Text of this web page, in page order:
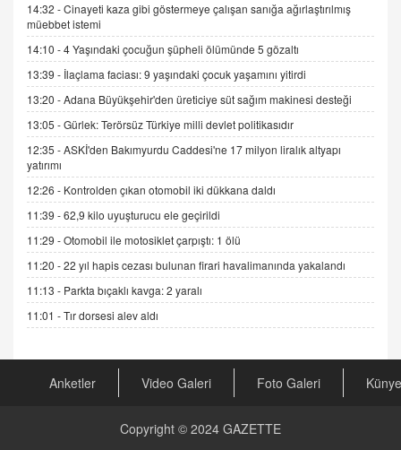
DR. EKREM ASLAN
Gerçek Ne, Algı Ne? "Beraber Yürüyoruz"
Cümlesinin Peşinden
19.07.2025 12:45
GÖNÜL MENEKŞE
Şifacının Yolu
04.11.2025 12:56
AV. RÜMEYSA ÖZKALE
Kira Uyuşmazlıklarında Dava Açmadan Önce
Arabulucuya Başvuru Şartı
23.09.2023 16:30
CAN UĞURATEŞ
Değişen yapısıyla Suriye
16.12.2024 14:16
GÜNLÜK BURÇ YORUMU
Günlük Burç Yorumu | 22 Kasım 2024: Koç,
Boğa, İkizler ve Daha Fazlası!
20.11.2024 17:44
14:32 -Cinayeti kaza gibi göstermeye çalışan sanığa ağırlaştırılmış
müebbet istemi
14:10 -4 Yaşındaki çocuğun şüpheli ölümünde 5 gözaltı
13:39 - İlaçlama faciası: 9 yaşındaki çocuk yaşamını yitirdi
13:20 -Adana Büyükşehir'den üreticiye süt sağım makinesi desteği
13:05 -Gürlek: Terörsüz Türkiye milli devlet politikasıdır
12:35 -ASKİ'den Bakımyurdu Caddesi'ne 17 milyon liralık altyapı
yatırımı
12:26 - Kontrolden çıkan otomobil iki dükkana daldı
11:39 -62,9 kilo uyuşturucu ele geçirildi
11:29 -Otomobil ile motosiklet çarpıştı: 1 ölü
11:20 -22 yıl hapis cezası bulunan firari havalimanında yakalandı
11:13 - Parkta bıçaklı kavga: 2 yaralı
11:01 -Tır dorsesi alev aldı
Anketler Video Galeri Foto Galeri Künye
Copyright © 2024 GAZETTE